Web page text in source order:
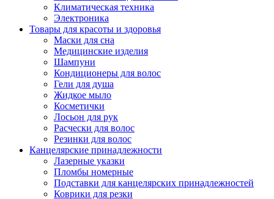
Климатическая техника
Электроника
Товары для красоты и здоровья
Маски для сна
Медицинские изделия
Шампуни
Кондиционеры для волос
Гели для душа
Жидкое мыло
Косметички
Лосьон для рук
Расчески для волос
Резинки для волос
Канцелярские принадлежности
Лазерные указки
Пломбы номерные
Подставки для канцелярских принадлежностей
Коврики для резки